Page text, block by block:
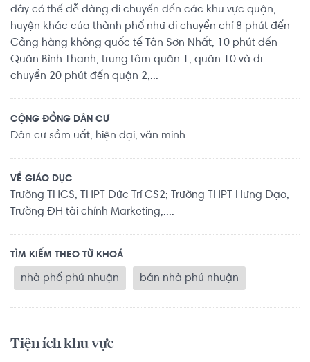
đây có thể dễ dàng di chuyển đến các khu vực quận,
huyện khác của thành phố như di chuyển chỉ 8 phút đến
Cảng hàng không quốc tế Tân Sơn Nhất, 10 phút đến
Quận Bình Thạnh, trung tâm quận 1, quận 10 và di
chuyển 20 phút đến quận 2,...
CỘNG ĐỒNG DÂN CƯ
Dân cư sầm uất, hiện đại, văn minh.
VỀ GIÁO DỤC
Trường THCS, THPT Đức Trí CS2; Trường THPT Hưng Đạo,
Trường ĐH tài chính Marketing,....
TÌM KIẾM THEO TỪ KHOÁ
nhà phố phú nhuận bán nhà phú nhuận
Tiện ích khu vực